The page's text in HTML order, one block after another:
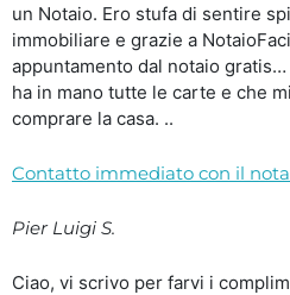
un Notaio. Ero stufa di sentire
immobiliare e grazie a
appuntamento dal notaio
ha in mano tutte le carte e che
comprare la casa. ..
Contatto immediato con il
Pier Luigi S.
Ciao, vi scrivo per farvi i